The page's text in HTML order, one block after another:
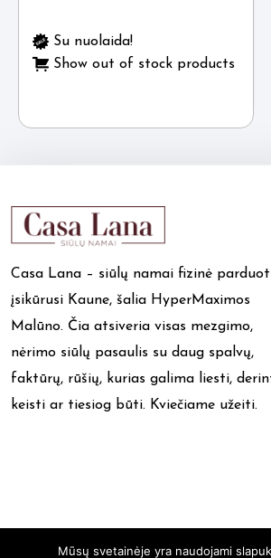
Su nuolaida!
Show out of stock products
Casa Lana – siūlų namai fizinė
įsikūrusi Kaune, šalia HyperMaximos
Malūno. Čia atsiveria visas mezgimo,
nėrimo siūlų pasaulis su daug spalvų,
faktūrų, rūšių, kurias galima liesti,
keisti ar tiesiog būti. Kviečiame užeiti.
Mūsų svetainėje yra naudojami